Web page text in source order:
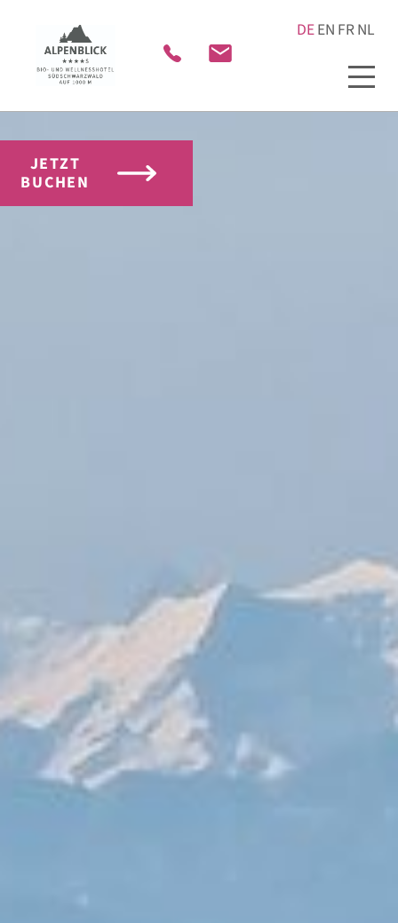
JETZT
BUCHEN